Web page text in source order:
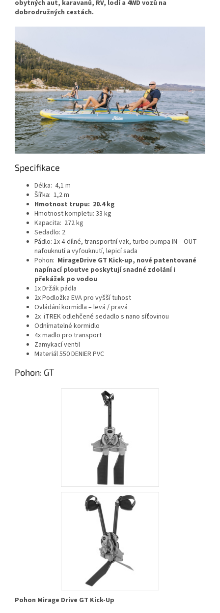
obytných aut, karavanů, RV, lodí a 4WD vozů na
dobrodružných cestách.
Specifikace
Délka: 4,1 m
Šířka: 1,2 m
Hmotnost trupu: 20.4 kg
Hmotnost kompletu: 33 kg
Kapacita: 272 kg
Sedadlo: 2
Pádlo: 1x 4-dílné, transportní vak, turbo pumpa IN – OUT
nafouknutí a vyfouknutí, lepicí sada
Pohon: MirageDrive GT Kick-up, nové patentované
napínací ploutve poskytují snadné zdolání i
překážek po vodou
1x Držák pádla
2x Podložka EVA pro vyšší tuhost
Ovládání kormidla – levá / pravá
2x iTREK odlehčené sedadlo s nano síťovinou
Odnímatelné kormidlo
4x madlo pro transport
Zamykací ventil
Materiál 550 DENIER PVC
Pohon: GT
Pohon Mirage Drive GT Kick-Up